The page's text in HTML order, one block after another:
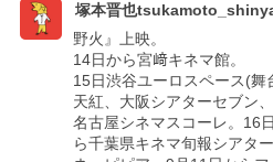
塚本晋也
野火』上映。
14日から宮﨑キネマ館。
15日渋谷ユーロスペース(
天紅、大阪シアターセブン
名古屋シネマスコーレ。16
ら千葉県キネマ旬報シアタ